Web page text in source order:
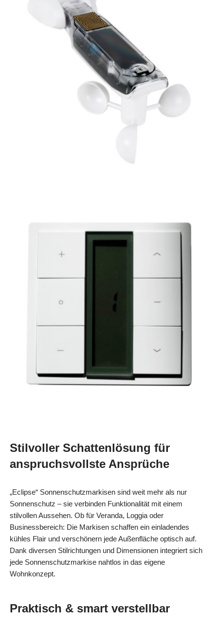
Stilvoller Schattenlösung für
anspruchsvollste Ansprüche
„Eclipse“ Sonnenschutzmarkisen sind weit mehr als nur
Sonnenschutz – sie verbinden Funktionalität mit einem
stilvollen Aussehen. Ob für Veranda, Loggia oder
Businessbereich: Die Markisen schaffen ein einladendes
kühles Flair und verschönern jede Außenfläche optisch auf.
Dank diversen Stilrichtungen und Dimensionen integriert sich
jede Sonnenschutzmarkise nahtlos in das eigene
Wohnkonzept.
Praktisch & smart verstellbar